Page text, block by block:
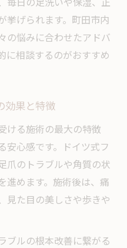
挙げられます。町田市内
の悩みに合わせたアドバ
に相談するのがおすすめ
効果と特徴
ける施術の最大の特徴
安心感です。ドイツ式フ
爪のトラブルや角質の状
進めます。施術後は、痛
見た目の美しさや歩きや
ブルの根本改善に繋がる